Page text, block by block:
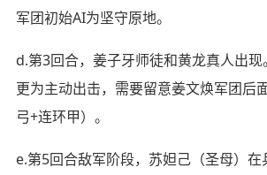
军团初始AI为坚守原地。
d.第3回合，姜子牙师徒和黄龙真人出
更为主动出击，需要留意姜文焕军团后
弓+连环甲）。
e.第5回合敌军阶段，苏妲己（圣母）在